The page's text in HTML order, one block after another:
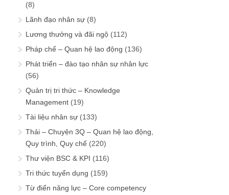
(8)
Lãnh đạo nhân sự (8)
Lương thưởng và đãi ngộ (112)
Pháp chế – Quan hệ lao động (136)
Phát triển – đào tạo nhân sự nhân lực
(56)
Quản trị tri thức – Knowledge
Management (19)
Tài liệu nhân sự (133)
Thải – Chuyện 3Q – Quan hệ lao động,
Quy trình, Quy chế (220)
Thư viện BSC & KPI (116)
Tri thức tuyển dụng (159)
Từ điển năng lực – Core competency